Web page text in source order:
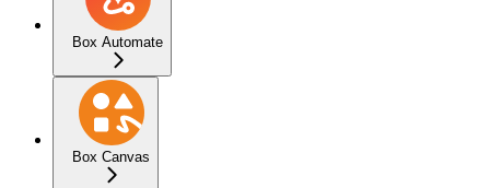
Box Automate
Box Canvas